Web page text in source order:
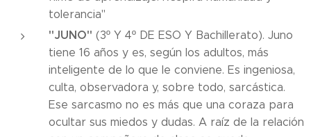
tolerancia"
"JUNO" (3º Y 4º DE ESO Y Bachillerato). Juno
tiene 16 años y es, según los adultos, más
inteligente de lo que le conviene. Es ingeniosa,
culta, observadora y, sobre todo, sarcástica.
Ese sarcasmo no es más que una coraza para
ocultar sus miedos y dudas. A raíz de la relación